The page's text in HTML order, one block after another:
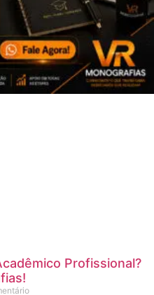
Profissional?